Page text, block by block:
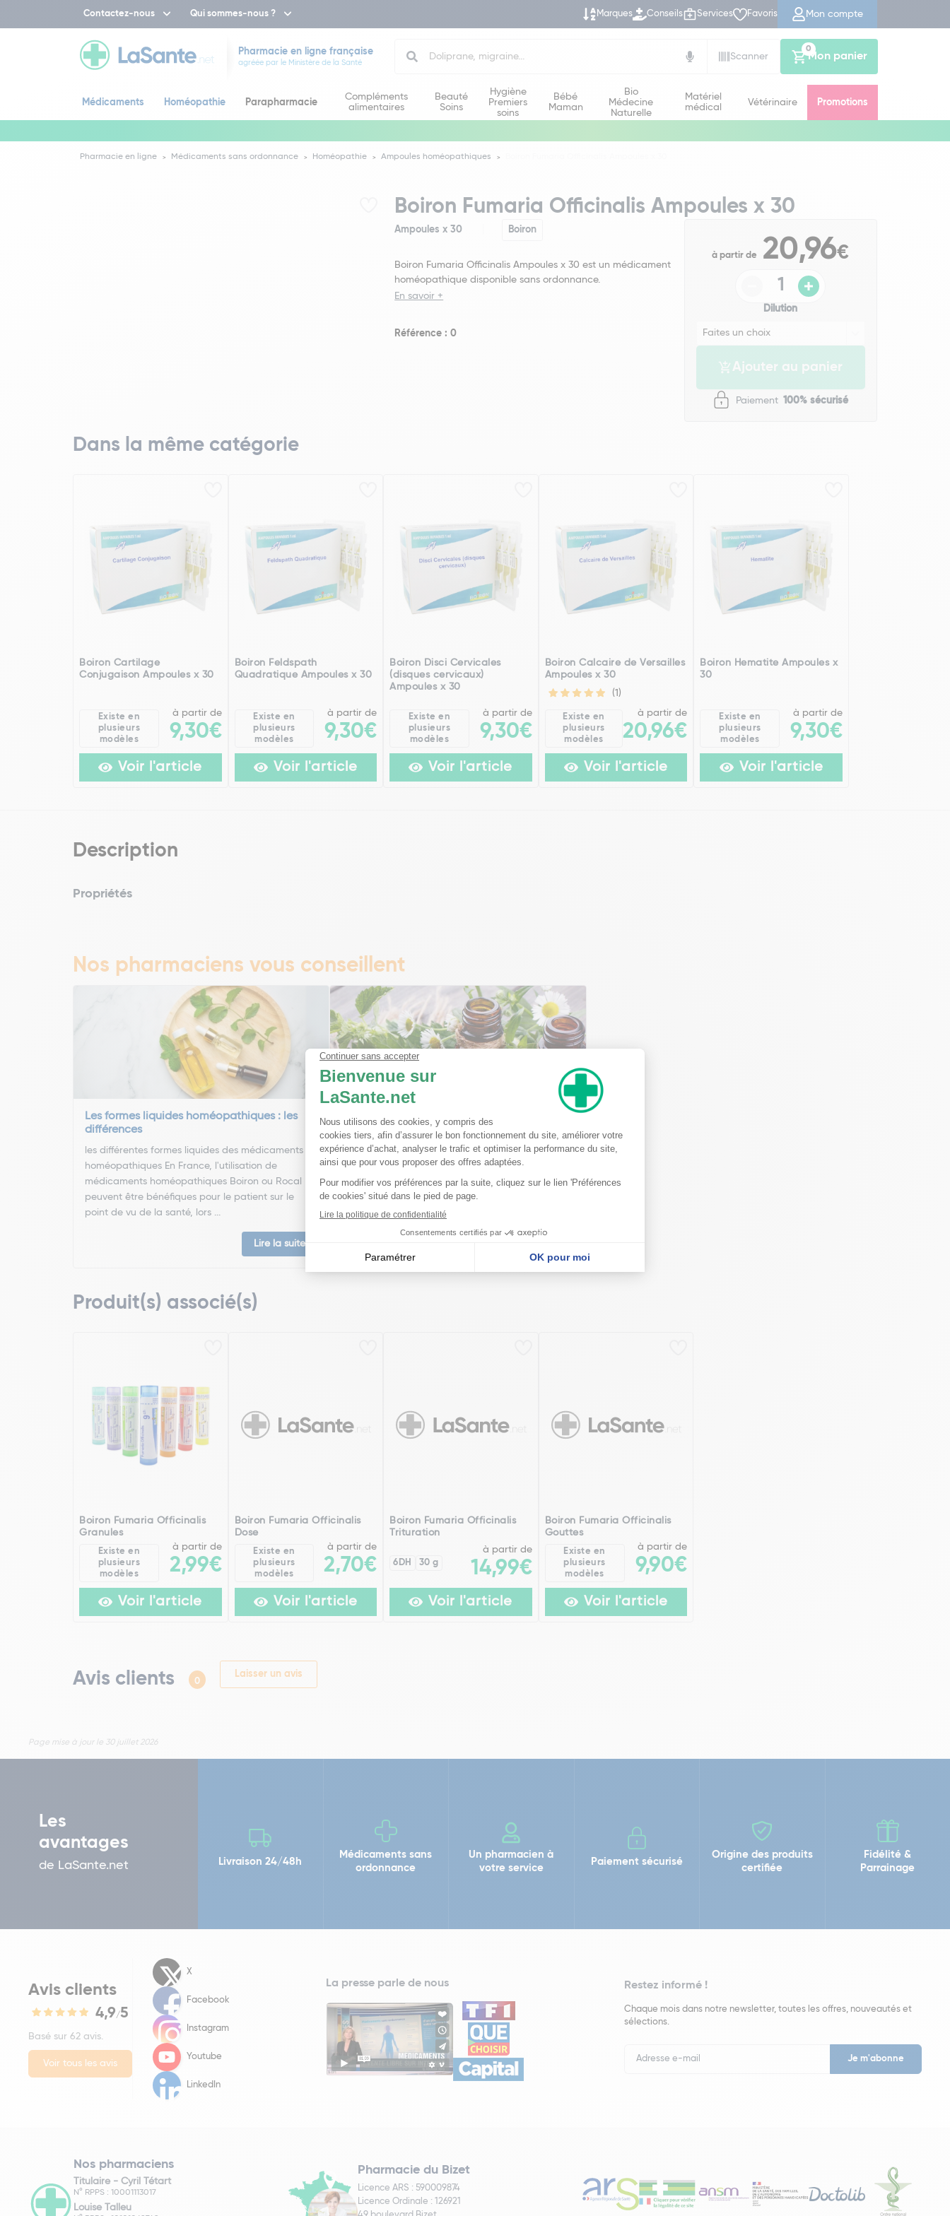
Contactez-nous Qui sommes-nous ? Marques Conseils Services Favoris Mon compte
Pharmacie en ligne française
agréée par le Ministère de la Santé
Scanner
Mon panier
0
Médicaments Homéopathie Parapharmacie
Compléments
alimentaires
Beauté
Soins
Hygiène
Premiers
soins
Bébé
Maman
Bio
Médecine
Naturelle
Matériel
médical
Vétérinaire Promotions
Pharmacie en ligne Médicaments sans ordonnance Homéopathie Ampoules homéopathiques
Boiron Fumaria Officinalis Ampoules x 30
Ampoules x 30 Boiron
Boiron Fumaria Officinalis Ampoules x 30 est un médicament
homéopathique disponible sans ordonnance.
En savoir +
Référence : 0
à partir de 20,96€
Dilution
Ajouter au panier
Paiement 100% sécurisé
Dans la même catégorie
Boiron Cartilage
Conjugaison Ampoules x 30
Existe en
plusieurs
modèles
à partir de
9,30€
Voir l'article
Boiron Feldspath
Quadratique Ampoules x 30
Existe en
plusieurs
modèles
à partir de
9,30€
Voir l'article
Boiron Disci Cervicales
(disques cervicaux)
Ampoules x 30
Existe en
plusieurs
modèles
à partir de
9,30€
Voir l'article
Boiron Calcaire de Versailles
Ampoules x 30
(1)
Existe en
plusieurs
modèles
à partir de
20,96€
Voir l'article
Boiron Hematite Ampoules x
30
Existe en
plusieurs
modèles
à partir de
9,30€
Voir l'article
Description
Propriétés
Nos pharmaciens vous conseillent
Les formes liquides homéopathiques : les
différences
les différentes formes liquides des médicaments
homéopathiques En France, l'utilisation de
médicaments homéopathiques Boiron ou Rocal
peuvent être bénéfiques pour le patient sur le
point de vu de la santé, lors ...
Lire la suite
Ma trousse à pharmacie homéopathique
Ceci est un petit guide pratique des traitements
homéopathiques à avoir chez soi ! L'homéopathie
est une disciple à part entière dans l'arsenal
thérapeutique. Celle-ci est basée sur le principe
qu'une ...
Produit(s) associé(s)
Boiron Fumaria Officinalis
Granules
Existe en
plusieurs
modèles
à partir de
2,99€
Voir l'article
Boiron Fumaria Officinalis
Dose
Existe en
plusieurs
modèles
à partir de
2,70€
Voir l'article
Boiron Fumaria Officinalis
Trituration
6DH 30 g
à partir de
14,99€
Voir l'article
Boiron Fumaria Officinalis
Gouttes
Existe en
plusieurs
modèles
à partir de
9,90€
Voir l'article
Avis clients 0
Laisser un avis
Page mise à jour le 30 juillet 2026
Les
avantages
de LaSante.net Livraison 24/48h
Médicaments sans
ordonnance
Un pharmacien à
votre service
Paiement sécurisé
Origine des produits
certifiée
Fidélité &
Parrainage
Avis clients
4,9/5
Basé sur 62 avis.
Voir tous les avis
X
Facebook
Instagram
Youtube
LinkedIn
La presse parle de nous Restez informé !
Chaque mois dans notre newsletter, toutes les offres, nouveautés et
sélections.
Newsletter
Nos pharmaciens
Titulaire - Cyril Tétart
N° RPPS : 10001113017
Louise Talleu
Pharmacie du Bizet
Licence ARS : 590009874
Licence Ordinale : 126921